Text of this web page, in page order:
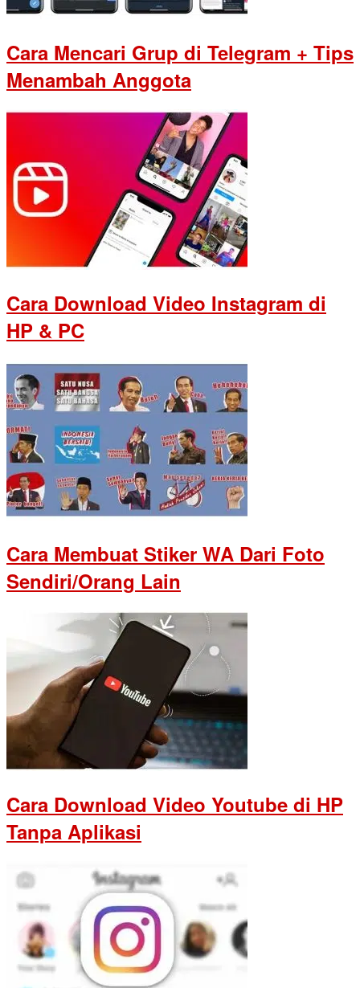
Cara Mencari Grup di Telegram + Tips
Menambah Anggota
Cara Download Video Instagram di
HP & PC
Cara Membuat Stiker WA Dari Foto
Sendiri/Orang Lain
Cara Download Video Youtube di HP
Tanpa Aplikasi